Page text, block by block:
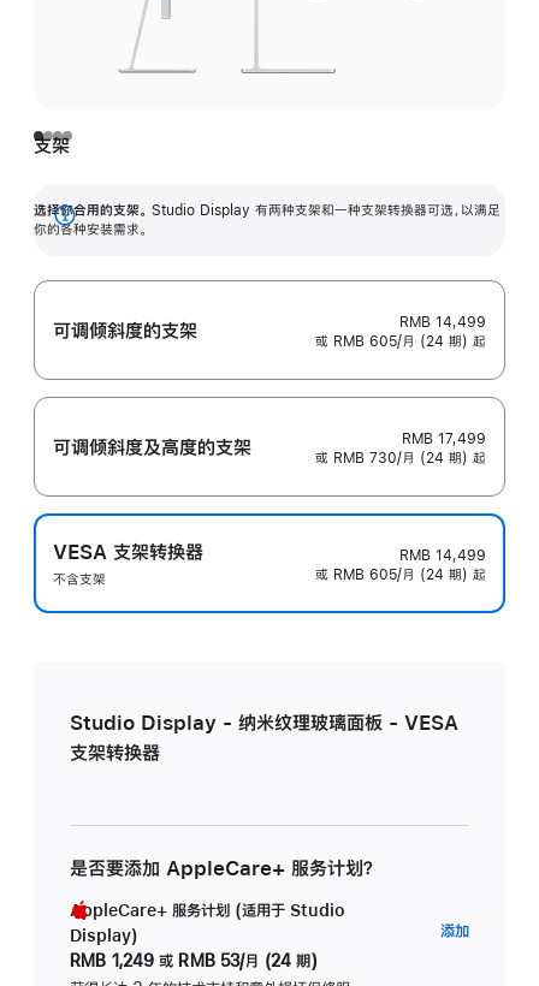
支架
选择你合用的支架。 Studio Display 有两种支架和一种支架转换器可选，以满足
你的各种安装需求。
展
可调倾斜度的支架
RMB 14,499
或 RMB 605/月 (24 期) 起
可调倾斜度及高‍度的支‍架
RMB 17,499
或 RMB 730/月 (24 期) 起
VESA 支架转换器
不含支架
RMB 14,499
或 RMB 605/月 (24 期) 起
Studio Display - 纳米纹理玻璃面板 - VESA
支架转换器
是否要添加 AppleCare+ 服务计划？
AppleCare+ 服务计划 (适用于 Studio
Display)
RMB 1,249 或 RMB 53/月 (24 期)
添加